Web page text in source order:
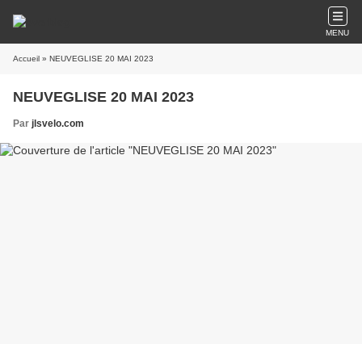
MENU
Accueil » NEUVEGLISE 20 MAI 2023
NEUVEGLISE 20 MAI 2023
Par jlsvelo.com